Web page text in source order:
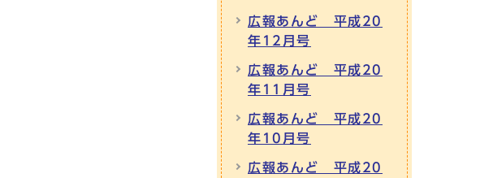
広報あんど 平成20
年12月号
広報あんど 平成20
年11月号
広報あんど 平成20
年10月号
広報あんど 平成20